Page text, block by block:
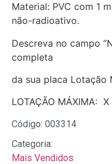
Material: PVC com 1
não-radioativo.
Descreva no campo
completa
da sua placa Lotação
LOTAÇÃO MÁXIMA: X
Código: 003314
Categoria:
Mais Vendidos